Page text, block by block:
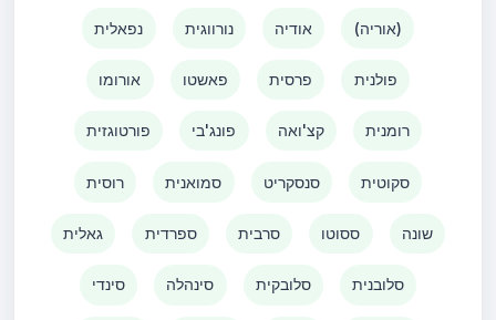
נפאלית נורווגית אודיה (אוריה)
אורומו פאשטו פרסית פולנית
פורטוגזית פונג'בי קצ'ואה רומנית
רוסית סמואנית סנסקריט סקוטית
גאלית ספרדית סרבית ססוטו שונה
סינדי סינהלה סלובקית סלובנית